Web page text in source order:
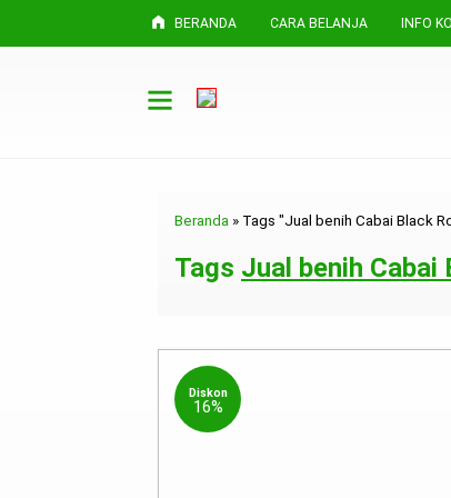
BERANDA CARA BELANJA INFO
Beranda » Tags "Jual benih Cabai Black
Tags Jual benih Cabai
Diskon
16%